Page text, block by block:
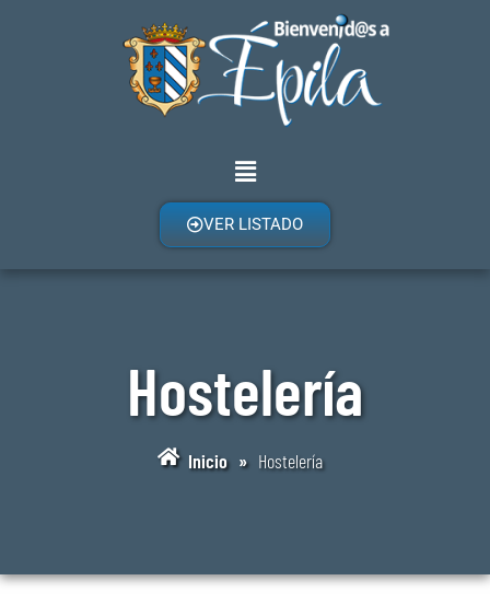
VER LISTADO
Hostelería
Inicio » Hostelería